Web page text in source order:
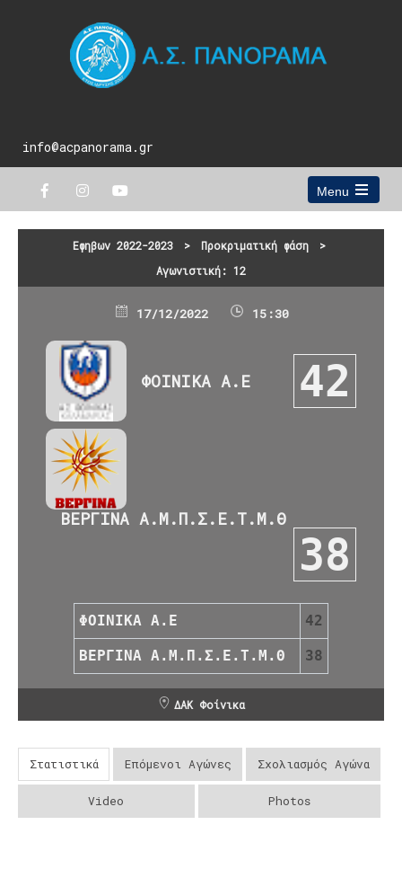
info@acpanorama.gr
Menu
Open
main
Εφηβων 2022-2023 > Προκριματική φάση
>
Αγωνιστική: 12
17/12/2022 15:30
ΦΟΙΝΙΚΑ Α.Ε 42
ΒΕΡΓΙΝΑ Α.Μ.Π.Σ.Ε.Τ.Μ.Θ
38
ΦΟΙΝΙΚΑ Α.Ε 42
ΒΕΡΓΙΝΑ Α.Μ.Π.Σ.Ε.Τ.Μ.Θ 38
ΔΑΚ Φοίνικα
Στατιστικά Επόμενοι Αγώνες Σχολιασμός Αγώνα
Video Photos